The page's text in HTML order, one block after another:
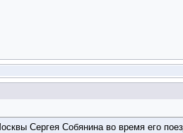
Сергея Собянина во время его